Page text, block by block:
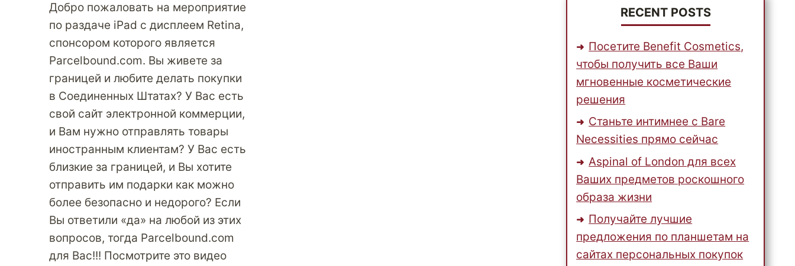
Добро пожаловать на мероприятие
по раздаче iPad с дисплеем Retina,
спонсором которого является
Parcelbound.com. Вы живете за
границей и любите делать покупки
в Соединенных Штатах? У Вас есть
свой сайт электронной коммерции,
и Вам нужно отправлять товары
иностранным клиентам? У Вас есть
близкие за границей, и Вы хотите
отправить им подарки как можно
более безопасно и недорого? Если
Вы ответили «да» на любой из этих
вопросов, тогда Parcelbound.com
для Вас!!! Посмотрите это видео
RECENT POSTS
Посетите Benefit Cosmetics,
чтобы получить все Ваши
мгновенные косметические
решения
Станьте интимнее с Bare
Necessities прямо сейчас
Aspinal of London для всех
Ваших предметов роскошного
образа жизни
Получайте лучшие
предложения по планшетам на
сайтах персональных покупок